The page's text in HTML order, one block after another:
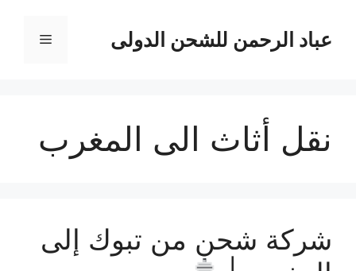
المحتوىعباد الرحمن للشحن الدولى القائمة
نقل أثاث الى المغرب
شركة شحن من تبوك إلى